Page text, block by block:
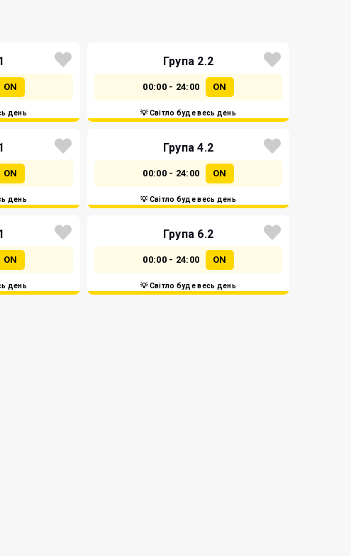
ON
день
Група 2.2
00:00 - 24:00 ON
💡 Світло буде весь день
ON
день
Група 4.2
00:00 - 24:00 ON
💡 Світло буде весь день
ON
день
Група 6.2
00:00 - 24:00 ON
💡 Світло буде весь день